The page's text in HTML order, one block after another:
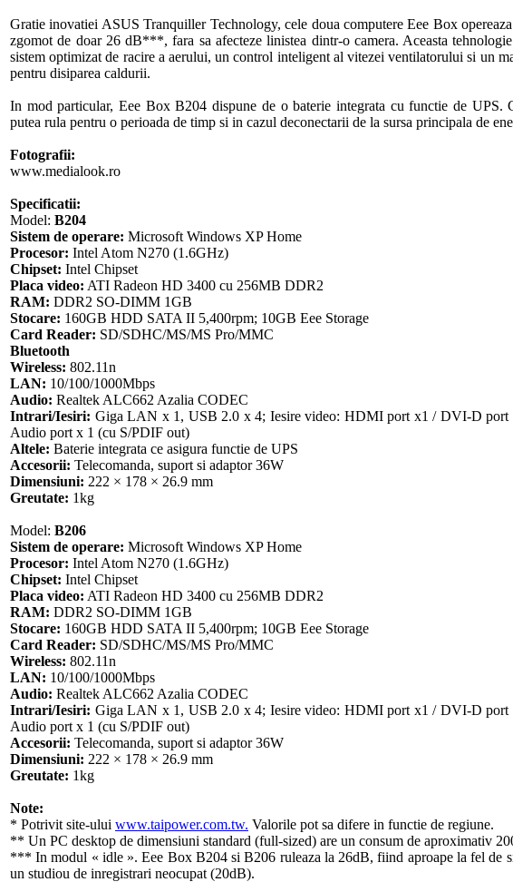
Gratie inovatiei ASUS Tranquiller Technology, cele doua computere Eee Box
zgomot de doar 26 dB***, fara sa afecteze linistea dintr-o camera. Aceasta
sistem optimizat de racire a aerului, un control inteligent al vitezei ventilatorului si un
pentru disiparea caldurii.
In mod particular, Eee Box B204 dispune de o baterie integrata cu functie de UPS.
putea rula pentru o perioada de timp si in cazul deconectarii de la sursa principala de
Fotografii:
www.medialook.ro
Specificatii:
Model: B204
Sistem de operare: Microsoft Windows XP Home
Procesor: Intel Atom N270 (1.6GHz)
Chipset: Intel Chipset
Placa video: ATI Radeon HD 3400 cu 256MB DDR2
RAM: DDR2 SO-DIMM 1GB
Stocare: 160GB HDD SATA II 5,400rpm; 10GB Eee Storage
Card Reader: SD/SDHC/MS/MS Pro/MMC
Bluetooth
Wireless: 802.11n
LAN: 10/100/1000Mbps
Audio: Realtek ALC662 Azalia CODEC
Intrari/Iesiri: Giga LAN x 1, USB 2.0 x 4; Iesire video: HDMI port x1 / DVI-D port
Audio port x 1 (cu S/PDIF out)
Altele: Baterie integrata ce asigura functie de UPS
Accesorii: Telecomanda, suport si adaptor 36W
Dimensiuni: 222 × 178 × 26.9 mm
Greutate: 1kg
Model: B206
Sistem de operare: Microsoft Windows XP Home
Procesor: Intel Atom N270 (1.6GHz)
Chipset: Intel Chipset
Placa video: ATI Radeon HD 3400 cu 256MB DDR2
RAM: DDR2 SO-DIMM 1GB
Stocare: 160GB HDD SATA II 5,400rpm; 10GB Eee Storage
Card Reader: SD/SDHC/MS/MS Pro/MMC
Wireless: 802.11n
LAN: 10/100/1000Mbps
Audio: Realtek ALC662 Azalia CODEC
Intrari/Iesiri: Giga LAN x 1, USB 2.0 x 4; Iesire video: HDMI port x1 / DVI-D port
Audio port x 1 (cu S/PDIF out)
Accesorii: Telecomanda, suport si adaptor 36W
Dimensiuni: 222 × 178 × 26.9 mm
Greutate: 1kg
Note:
* Potrivit site-ului www.taipower.com.tw. Valorile pot sa difere in functie de regiune.
** Un PC desktop de dimensiuni standard (full-sized) are un consum de aproximativ
*** In modul « idle ». Eee Box B204 si B206 ruleaza la 26dB, fiind aproape la fel de
un studiou de inregistrari neocupat (20dB).